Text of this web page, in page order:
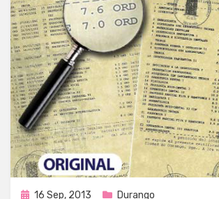
Publicada
16 Sep, 2013 Durango